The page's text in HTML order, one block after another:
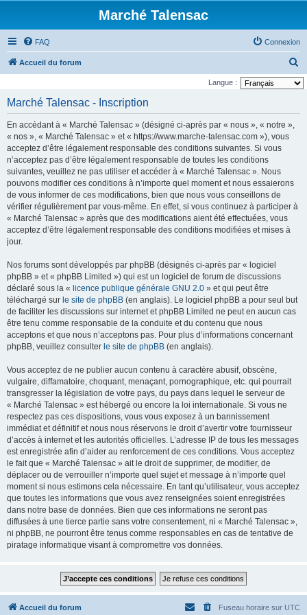
Marché Talensac
FAQ Connexion
Accueil du forum
e
Langue :
Marché Talensac - Inscription
En accédant à « Marché Talensac » (désigné ci-après par « nous », « notre »,
« nos », « Marché Talensac » et « https://www.marche-talensac.com »), vous
acceptez d’être légalement responsable des conditions suivantes. Si vous
n’acceptez pas d’être légalement responsable de toutes les conditions
suivantes, veuillez ne pas utiliser et accéder à « Marché Talensac ». Nous
pouvons modifier ces conditions à n’importe quel moment et nous essaierons
de vous informer de ces modifications, bien que nous vous conseillons de
vérifier régulièrement par vous-même. En effet, si vous continuez à participer à
« Marché Talensac » après que des modifications aient été effectuées, vous
acceptez d’être légalement responsable des conditions modifiées et mises à
jour.
Nos forums sont développés par phpBB (désignés ci-après par « logiciel
phpBB » et « phpBB Limited ») qui est un logiciel de forum de discussions
déclaré sous la « licence publique générale GNU 2.0 » et qui peut être
téléchargé sur le site de phpBB (en anglais). Le logiciel phpBB a pour seul but
de faciliter les discussions sur internet et phpBB Limited ne peut en aucun cas
être tenu comme responsable de la conduite et du contenu que nous
acceptons et que nous n’acceptons pas. Pour plus d’informations concernant
phpBB, veuillez consulter le site de phpBB (en anglais).
Vous acceptez de ne publier aucun contenu à caractère abusif, obscène,
vulgaire, diffamatoire, choquant, menaçant, pornographique, etc. qui pourrait
transgresser la législation de votre pays, du pays dans lequel le serveur de
« Marché Talensac » est hébergé ou encore la loi internationale. Si vous ne
respectez pas ces dispositions, vous vous exposez à un bannissement
immédiat et définitif et nous nous réservons le droit d’avertir votre fournisseur
d’accès à internet et les autorités officielles. L’adresse IP de tous les messages
est enregistrée afin d’aider au renforcement de ces conditions. Vous acceptez
le fait que « Marché Talensac » ait le droit de supprimer, de modifier, de
déplacer ou de verrouiller n’importe quel sujet et message à n’importe quel
moment si nous estimons cela nécessaire. En tant qu’utilisateur, vous acceptez
que toutes les informations que vous avez renseignées soient enregistrées
dans notre base de données. Bien que ces informations ne seront pas
diffusées à une tierce partie sans votre consentement, ni « Marché Talensac »,
ni phpBB, ne pourront être tenus comme responsables en cas de tentative de
piratage informatique visant à compromettre vos données.
Accueil du forum Fuseau horaire sur UTC